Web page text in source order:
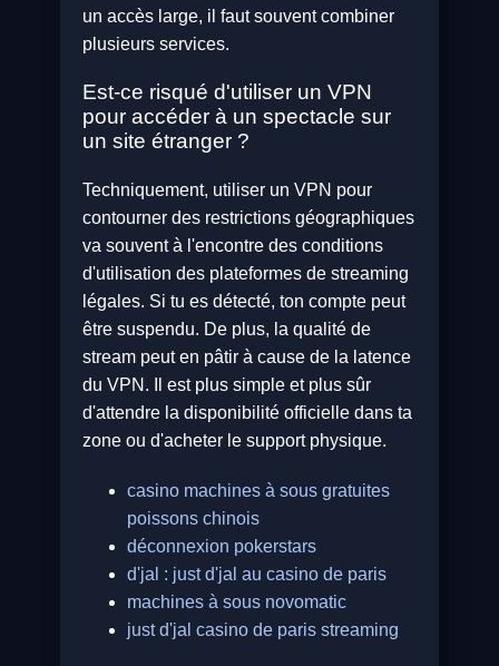
un accès large, il faut souvent combiner
plusieurs services.
Est-ce risqué d'utiliser un VPN
pour accéder à un spectacle sur
un site étranger ?
Techniquement, utiliser un VPN pour
contourner des restrictions géographiques
va souvent à l'encontre des conditions
d'utilisation des plateformes de streaming
légales. Si tu es détecté, ton compte peut
être suspendu. De plus, la qualité de
stream peut en pâtir à cause de la latence
du VPN. Il est plus simple et plus sûr
d'attendre la disponibilité officielle dans ta
zone ou d'acheter le support physique.
casino machines à sous gratuites
poissons chinois
déconnexion pokerstars
d'jal : just d'jal au casino de paris
machines à sous novomatic
just d'jal casino de paris streaming